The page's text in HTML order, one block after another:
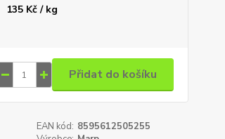
135 Kč / kg
Přidat do košíku
EAN kód: 8595612505255